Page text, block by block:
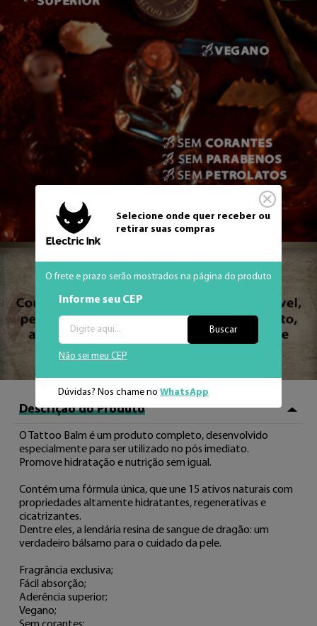
Descrição do Produto
O Tattoo Balm é um produto completo, desenvolvido
especialmente para ser utilizado no pós imediato.
Promove hidratação e nutrição sem igual.
Contém uma fórmula única, que une 15 ativos naturais com
propriedades altamente hidratantes, regenerativas e
cicatrizantes.
Dentre eles, a lendária resina de sangue de dragão: um
verdadeiro bálsamo para o cuidado da pele.
Fragrância exclusiva;
Fácil absorção;
Aderência superior;
Vegano;
Selecione onde quer receber ou
retirar suas compras
O frete e prazo serão mostrados na página do produto
Informe seu CEP
Buscar
Não sei meu CEP
Dúvidas? Nos chame no WhatsApp